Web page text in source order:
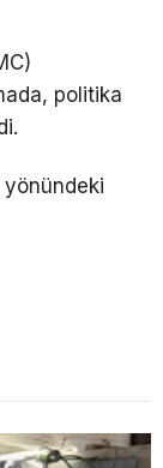
politika
yönündeki